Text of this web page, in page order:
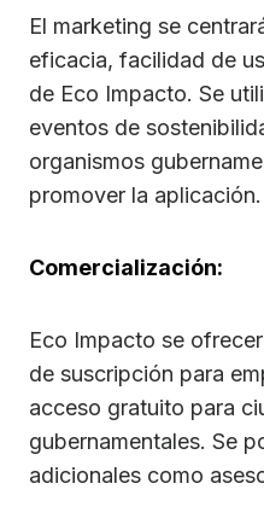
El marketing se
eficacia, facilidad de
de Eco Impacto. Se
eventos de
organismos
promover la aplicación.
Comercialización:
Eco Impacto se
de suscripción para
acceso gratuito para
gubernamentales. Se
adicionales como